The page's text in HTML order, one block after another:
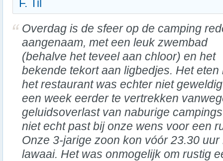
F. Til
Overdag is de sfeer op de camping
aangenaam, met een leuk zwembad
(behalve het teveel aan chloor) en het
bekende tekort aan ligbedjes. Het eten
het restaurant was echter niet
een week eerder te vertrekken
geluidsoverlast van naburige
niet echt past bij onze wens voor een
Onze 3-jarige zoon kon vóór 23.30
lawaai. Het was onmogelijk om rustig